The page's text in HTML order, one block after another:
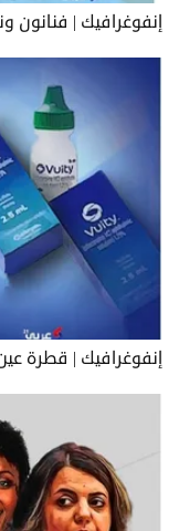
إنفوغرافيك | فنانون
إنفوغرافيك | قطرة